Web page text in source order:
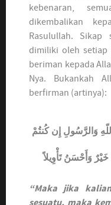
kebenaran,
dikembalikan
Rasulullah. Sikap
dimiliki oleh setiap
beriman kepada
Nya. Bukankah
berfirman (artinya):
وَالرَّسُولِ إِن كُنتُمْ
“Maka jika
sesuatu, maka